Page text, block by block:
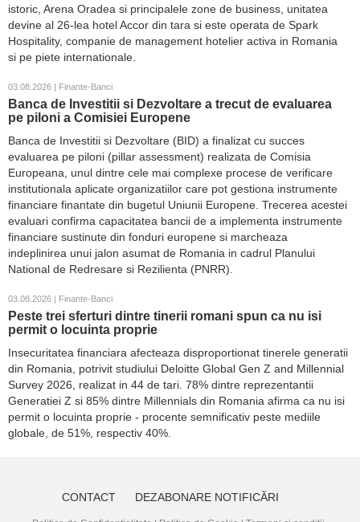
istoric, Arena Oradea si principalele zone de business, unitatea
devine al 26-lea hotel Accor din tara si este operata de Spark
Hospitality, companie de management hotelier activa in Romania
si pe piete internationale.
03.08.2026 | Finante-Banci
Banca de Investitii si Dezvoltare a trecut de evaluarea
pe piloni a Comisiei Europene
Banca de Investitii si Dezvoltare (BID) a finalizat cu succes
evaluarea pe piloni (pillar assessment) realizata de Comisia
Europeana, unul dintre cele mai complexe procese de verificare
institutionala aplicate organizatiilor care pot gestiona instrumente
financiare finantate din bugetul Uniunii Europene. Trecerea acestei
evaluari confirma capacitatea bancii de a implementa instrumente
financiare sustinute din fonduri europene si marcheaza
indeplinirea unui jalon asumat de Romania in cadrul Planului
National de Redresare si Rezilienta (PNRR).
03.08.2026 | Finante-Banci
Peste trei sferturi dintre tinerii romani spun ca nu isi
permit o locuinta proprie
Insecuritatea financiara afecteaza disproportionat tinerele generatii
din Romania, potrivit studiului Deloitte Global Gen Z and Millennial
Survey 2026, realizat in 44 de tari. 78% dintre reprezentantii
Generatiei Z si 85% dintre Millennials din Romania afirma ca nu isi
permit o locuinta proprie - procente semnificativ peste mediile
globale, de 51%, respectiv 40%.
CONTACT DEZABONARE NOTIFICĂRI